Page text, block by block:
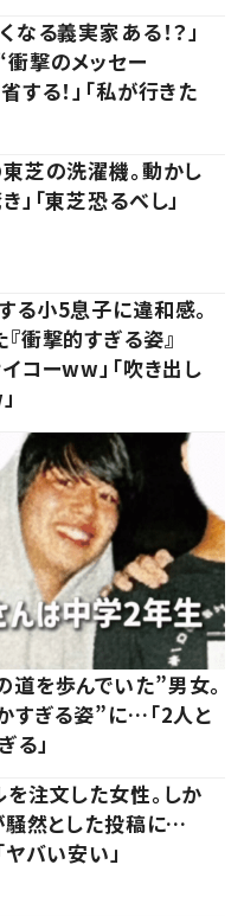
なる義実家ある！？」
撃のメッセー
る！」「私が行きた
芝の洗濯機。動かし
「東芝恐るべし」
る小5息子に違和感。
衝撃的すぎる姿』
コーww」「吹き出し
を歩んでいた”男女。
ぎる姿”に…「2人と
る」
注文した女性。しか
騒然とした投稿に…
ヤバい安い」